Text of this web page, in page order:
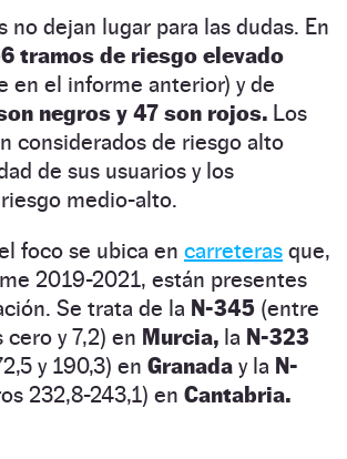
no dejan lugar para las dudas. En
tramos de riesgo elevado
en el informe anterior) y de
negros y 47 son rojos. Los
considerados de riesgo alto
de sus usuarios y los
medio-alto.
foco se ubica en carreteras que,
2019-2021, están presentes
Se trata de la N-345 (entre
y 7,2) en Murcia, la N-323
y 190,3) en Granada y la N-
232,8-243,1) en Cantabria.